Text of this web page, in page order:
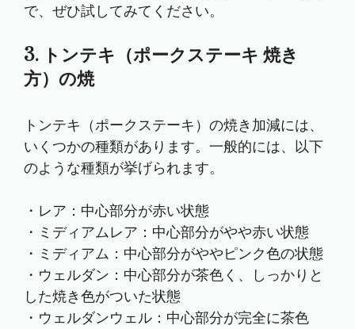
で、ぜひ試してみてください。
3. トンテキ（ポークステーキ 焼き
方）の焼
トンテキ（ポークステーキ）の焼き加減には、
いくつかの種類があります。一般的には、以下
のような種類が挙げられます。
・レア：中心部分が赤い状態
・ミディアムレア：中心部分がやや赤い状態
・ミディアム：中心部分がややピンク色の状態
・ウェルダン：中心部分が茶色く、しっかりと
した焼き色がついた状態
・ウェルダンウェル：中心部分が完全に茶色